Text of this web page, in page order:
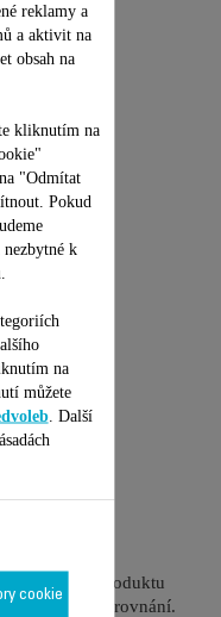
-
žádné
78
s vaším
kód vašeho produktu
níže pro porovnání.
reklamy a
a aktivit na
obsah na
kliknutím na
"Odmítat
Pokud
k
na
můžete
. Další
cookie